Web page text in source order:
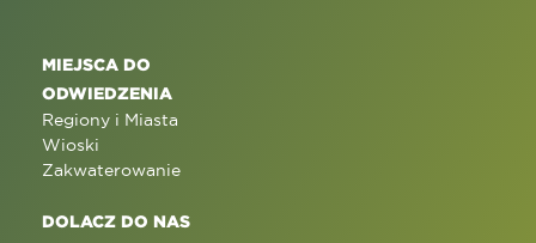
MIEJSCA DO
ODWIEDZENIA
Regiony i Miasta
Wioski
Zakwaterowanie
DOLACZ DO NAS